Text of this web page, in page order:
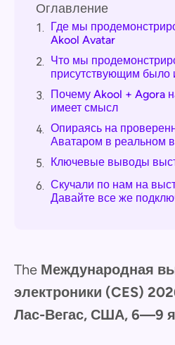
Оглавление
1. Где мы
Akool Avatar
2. Что мы
присутствующим было
3. Почему Akool + Agora
имеет смысл
4. Опираясь на
Аватаром в реальном
5. Ключевые выводы
6. Скучали по нам на
Давайте все же
The Международная
электроники (CES)
Лас-Вегас, США, 6—9